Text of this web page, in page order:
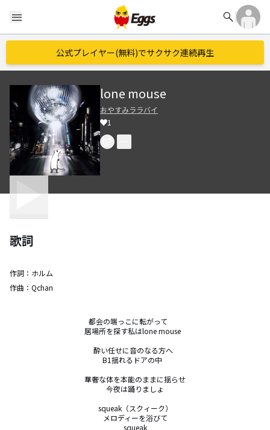
menu search
公式プレイヤー(無料)でサクサク連続再生
lone mouse
おやすみララバイ
1
歌詞
作詞： ホルム
作曲： Qchan
都会の端っこに転がって
居場所を探す私はlone mouse
酔い任せに音のなる方へ
B1揺れるドアの中
華奢な体を本能のままに揺らせ
今夜は踊りましょ
squeak（スクィーク）
メロディーを浴びて
squeak